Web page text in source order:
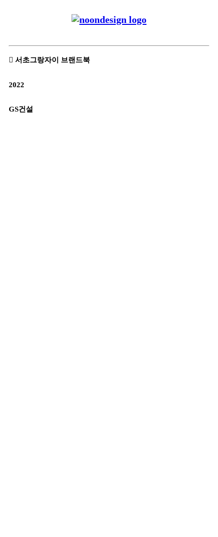
︎ 서초그랑자이 브랜드북
2022
GS건설